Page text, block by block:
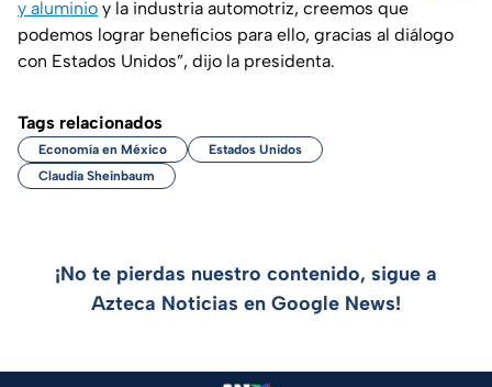
y aluminio y la industria automotriz, creemos que
podemos lograr beneficios para ello, gracias al diálogo
con Estados Unidos”, dijo la presidenta.
Tags relacionados
Economía en México
Estados Unidos
Claudia Sheinbaum
¡No te pierdas nuestro contenido, sigue a
Azteca Noticias en Google News!